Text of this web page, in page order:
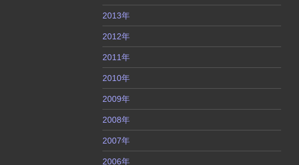
2013年
2012年
2011年
2010年
2009年
2008年
2007年
2006年